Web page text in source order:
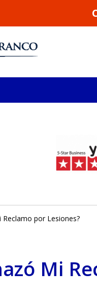
área de San
por Lesiones?
Mi